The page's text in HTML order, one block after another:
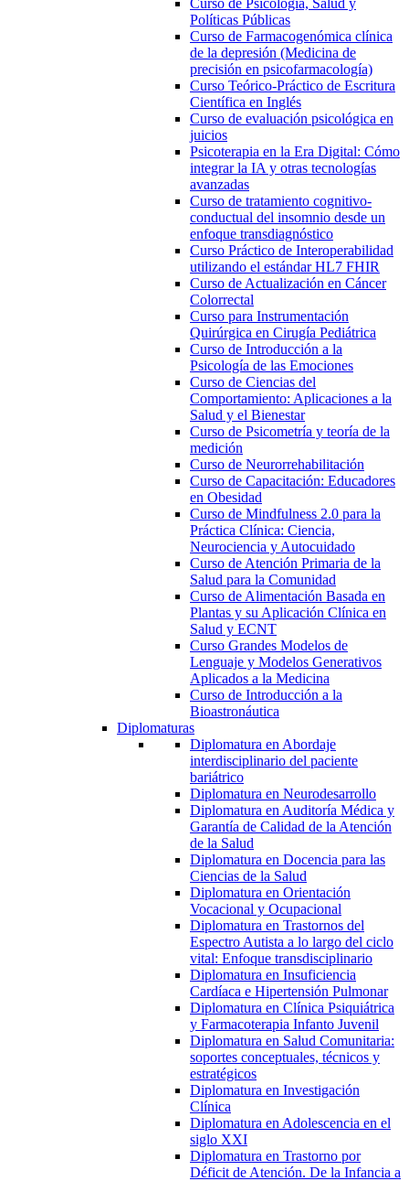
Curso de Psicología, Salud y
Políticas Públicas
Curso de Farmacogenómica clínica
de la depresión (Medicina de
precisión en psicofarmacología)
Curso Teórico-Práctico de Escritura
Científica en Inglés
Curso de evaluación psicológica en
juicios
Psicoterapia en la Era Digital: Cómo
integrar la IA y otras tecnologías
avanzadas
Curso de tratamiento cognitivo-
conductual del insomnio desde un
enfoque transdiagnóstico
Curso Práctico de Interoperabilidad
utilizando el estándar HL7 FHIR
Curso de Actualización en Cáncer
Colorrectal
Curso para Instrumentación
Quirúrgica en Cirugía Pediátrica
Curso de Introducción a la
Psicología de las Emociones
Curso de Ciencias del
Comportamiento: Aplicaciones a la
Salud y el Bienestar
Curso de Psicometría y teoría de la
medición
Curso de Neurorrehabilitación
Curso de Capacitación: Educadores
en Obesidad
Curso de Mindfulness 2.0 para la
Práctica Clínica: Ciencia,
Neurociencia y Autocuidado
Curso de Atención Primaria de la
Salud para la Comunidad
Curso de Alimentación Basada en
Plantas y su Aplicación Clínica en
Salud y ECNT
Curso Grandes Modelos de
Lenguaje y Modelos Generativos
Aplicados a la Medicina
Curso de Introducción a la
Bioastronáutica
Diplomaturas
Diplomatura en Abordaje
interdisciplinario del paciente
bariátrico
Diplomatura en Neurodesarrollo
Diplomatura en Auditoría Médica y
Garantía de Calidad de la Atención
de la Salud
Diplomatura en Docencia para las
Ciencias de la Salud
Diplomatura en Orientación
Vocacional y Ocupacional
Diplomatura en Trastornos del
Espectro Autista a lo largo del ciclo
vital: Enfoque transdisciplinario
Diplomatura en Insuficiencia
Cardíaca e Hipertensión Pulmonar
Diplomatura en Clínica Psiquiátrica
y Farmacoterapia Infanto Juvenil
Diplomatura en Salud Comunitaria:
soportes conceptuales, técnicos y
estratégicos
Diplomatura en Investigación
Clínica
Diplomatura en Adolescencia en el
siglo XXI
Diplomatura en Trastorno por
Déficit de Atención. De la Infancia a